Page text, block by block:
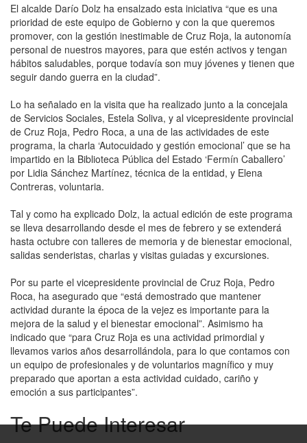
El alcalde Darío Dolz ha ensalzado esta iniciativa “que es una
prioridad de este equipo de Gobierno y con la que queremos
promover, con la gestión inestimable de Cruz Roja, la autonomía
personal de nuestros mayores, para que estén activos y tengan
hábitos saludables, porque todavía son muy jóvenes y tienen que
seguir dando guerra en la ciudad”.
Lo ha señalado en la visita que ha realizado junto a la concejala
de Servicios Sociales, Estela Soliva, y al vicepresidente provincial
de Cruz Roja, Pedro Roca, a una de las actividades de este
programa, la charla ‘Autocuidado y gestión emocional’ que se ha
impartido en la Biblioteca Pública del Estado ‘Fermín Caballero’
por Lidia Sánchez Martínez, técnica de la entidad, y Elena
Contreras, voluntaria.
Tal y como ha explicado Dolz, la actual edición de este programa
se lleva desarrollando desde el mes de febrero y se extenderá
hasta octubre con talleres de memoria y de bienestar emocional,
salidas senderistas, charlas y visitas guiadas y excursiones.
Por su parte el vicepresidente provincial de Cruz Roja, Pedro
Roca, ha asegurado que “está demostrado que mantener
actividad durante la época de la vejez es importante para la
mejora de la salud y el bienestar emocional”. Asimismo ha
indicado que “para Cruz Roja es una actividad primordial y
llevamos varios años desarrollándola, para lo que contamos con
un equipo de profesionales y de voluntarios magnífico y muy
preparado que aportan a esta actividad cuidado, cariño y
emoción a sus participantes”.
Te Puede Interesar